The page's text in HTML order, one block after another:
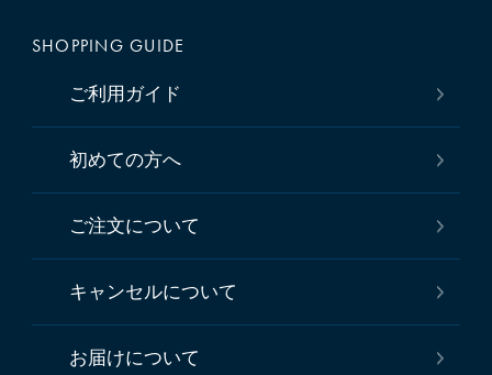
SHOPPING GUIDE
ご利用ガイド
初めての方へ
ご注文について
キャンセルについて
お届けについて